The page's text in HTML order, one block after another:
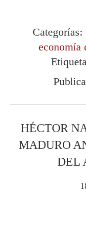
Categorías:
economía
HÉCTOR
MADURO
DEL